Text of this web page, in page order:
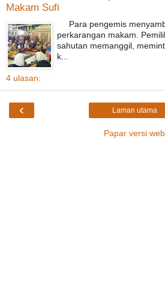
Makam Sufi
Para pengemis
perkarangan makam.
sahutan memanggil,
k...
4 ulasan:
‹ Laman utama
Papar versi web